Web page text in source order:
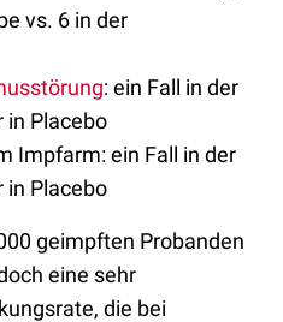
vs. 6 in der
: ein Fall in der
in Placebo
Impfarm: ein Fall in der
in Placebo
geimpften Probanden
eine sehr
die bei